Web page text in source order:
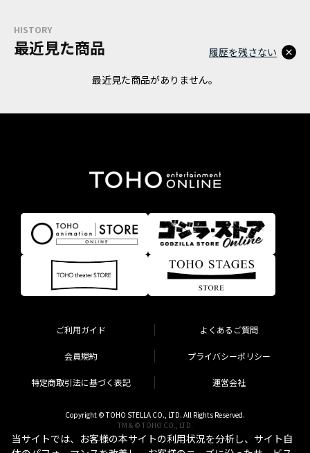
HISTORY
最近見た商品
最近見た商品がありません。
履歴を残さない
ご利用ガイド よくあるご質問
会員規約 プライバシーポリシー
特定商取引法に基づく表記 運営会社
Copyright © TOHO STELLA CO., LTD. All Rights Reserved.
TM & © TOHO CO., LTD.
当サイトでは、お客様の本サイトの利用状況を分析し、サイト自